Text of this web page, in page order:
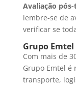
Avaliação
lembre-se de
verificar se
Grupo Emtel
Com mais de
Grupo Emtel é
transporte,